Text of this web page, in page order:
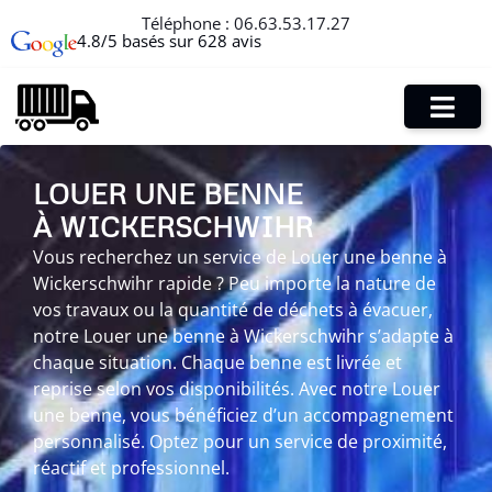
Téléphone : 06.63.53.17.27
4.8/5 basés sur 628 avis
LOUER UNE BENNE
À WICKERSCHWIHR
Vous recherchez un service de Louer une benne à
Wickerschwihr rapide ? Peu importe la nature de
vos travaux ou la quantité de déchets à évacuer,
notre Louer une benne à Wickerschwihr s’adapte à
chaque situation. Chaque benne est livrée et
reprise selon vos disponibilités. Avec notre Louer
une benne, vous bénéficiez d’un accompagnement
personnalisé. Optez pour un service de proximité,
réactif et professionnel.